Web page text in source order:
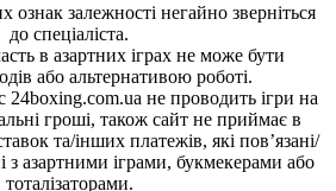
залежності негайно зверніться
до спеціаліста.
в азартних іграх не може бути
або альтернативою роботі.
24boxing.com.ua не проводить ігри на
гроші, також сайт не приймає в
та/інших платежів, які пов’язані/
з азартними іграми, букмекерами або
тоталізаторами.